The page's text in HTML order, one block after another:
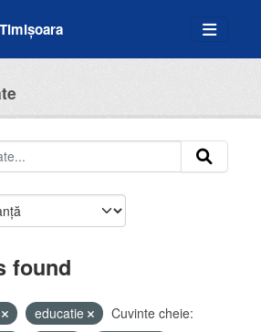
found
educatie
Cuvinte cheie: